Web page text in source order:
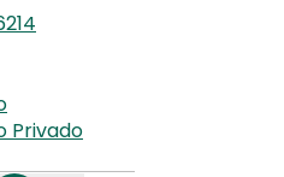
Privado